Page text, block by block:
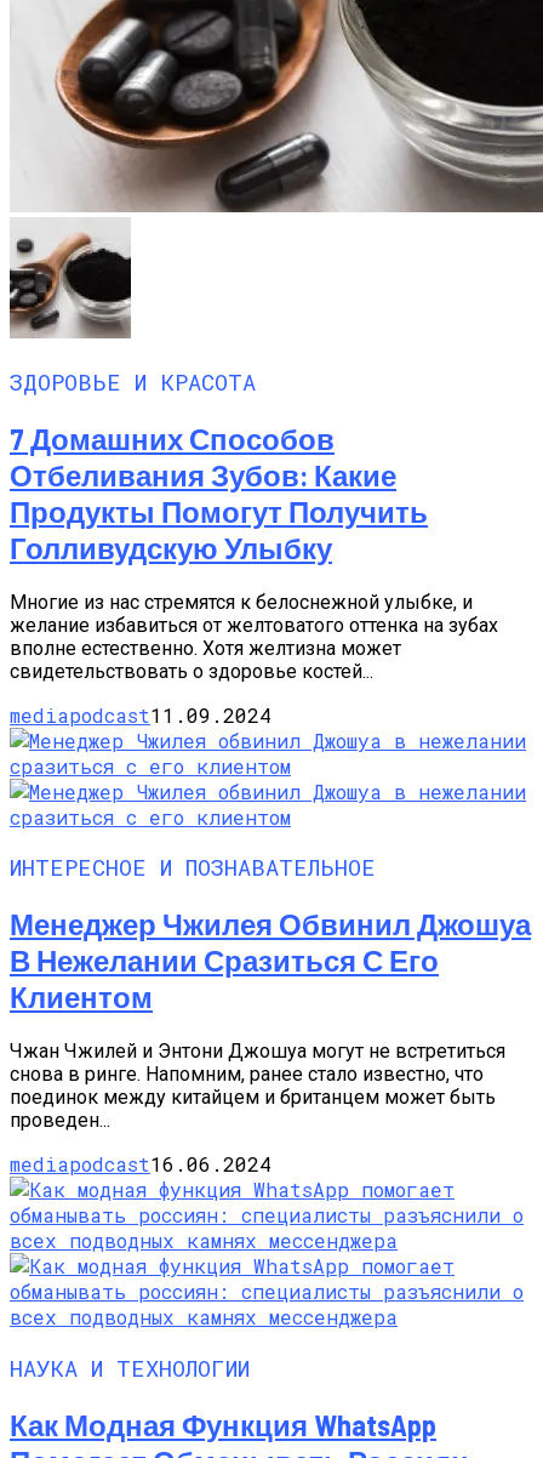
ЗДОРОВЬЕ И КРАСОТА
7 Домашних Способов
Отбеливания Зубов: Какие
Продукты Помогут Получить
Голливудскую Улыбку
Многие из нас стремятся к белоснежной улыбке, и
желание избавиться от желтоватого оттенка на зубах
вполне естественно. Хотя желтизна может
свидетельствовать о здоровье костей...
mediapodcast11.09.2024
ИНТЕРЕСНОЕ И ПОЗНАВАТЕЛЬНОЕ
Менеджер Чжилея Обвинил Джошуа
В Нежелании Сразиться С Его
Клиентом
Чжан Чжилей и Энтони Джошуа могут не встретиться
снова в ринге. Напомним, ранее стало известно, что
поединок между китайцем и британцем может быть
проведен...
mediapodcast16.06.2024
НАУКА И ТЕХНОЛОГИИ
Как Модная Функция WhatsApp